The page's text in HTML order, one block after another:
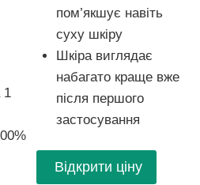
1
пом’якшує навіть
суху шкіру
Шкіра виглядає
набагато краще вже
після першого
застосування
Відкрити ціну